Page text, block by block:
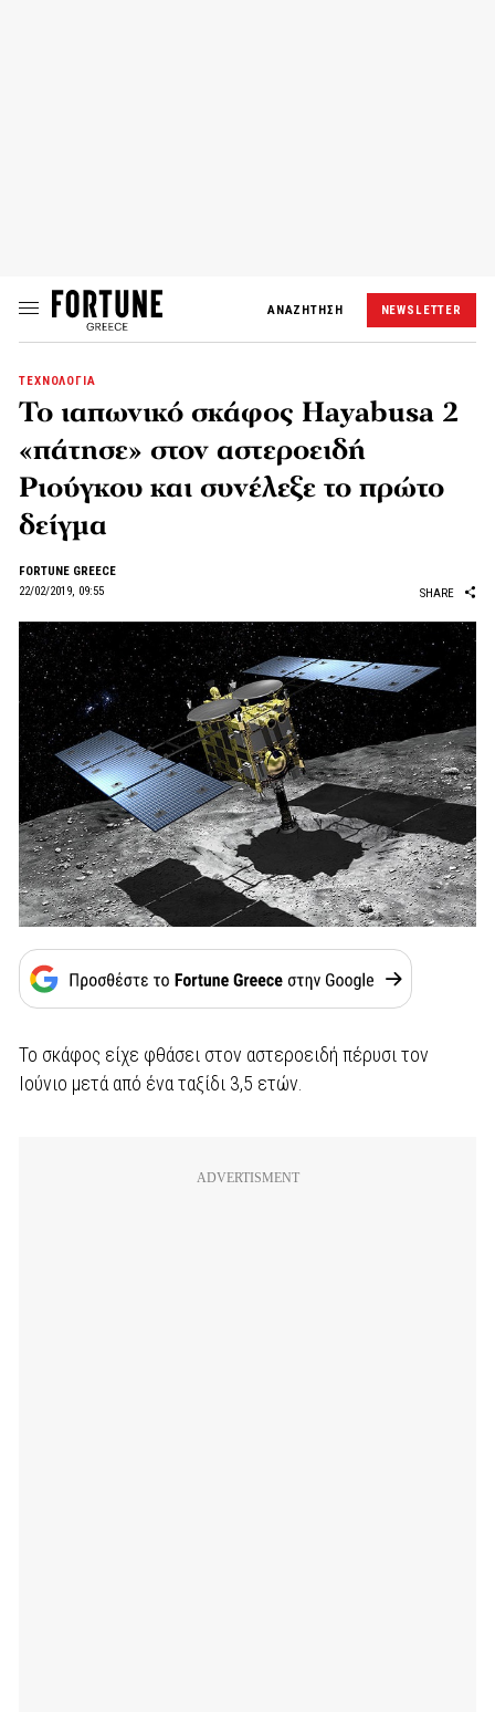
ΑΝΑΖΗΤΗΣΗ NEWSLETTER
ΤΕΧΝΟΛΟΓΙΑ
Το ιαπωνικό σκάφος Hayabusa 2
«πάτησε» στον αστεροειδή
Ριούγκου και συνέλεξε το πρώτο
δείγμα
FORTUNE GREECE
22/02/2019, 09:55
SHARE
Το σκάφος είχε φθάσει στον αστεροειδή πέρυσι τον
Ιούνιο μετά από ένα ταξίδι 3,5 ετών.